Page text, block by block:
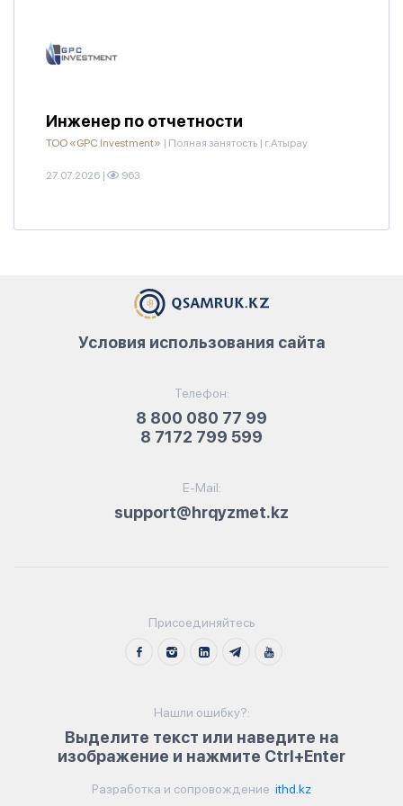
Инженер по отчетности
ТОО «GPC Investment» | Полная занятость | г.Атырау
27.07.2026 | 963
Телефон:
8 800 080 77 99
8 7172 799 599
E-Mail:
support@hrqyzmet.kz
Условия использования сайта
Присоединяйтесь
Нашли ошибку?:
Выделите текст или наведите на
изображение и нажмите Ctrl+Enter
Разработка и сопровождение ithd.kz